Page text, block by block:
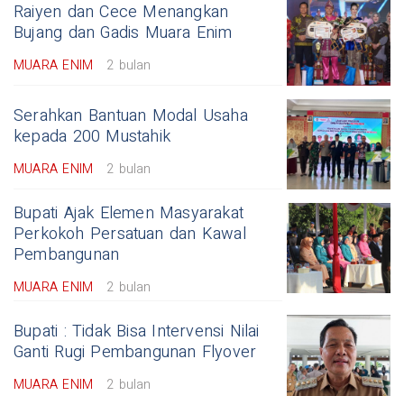
Raiyen dan Cece Menangkan
Bujang dan Gadis Muara Enim
MUARA ENIM 2 bulan
Serahkan Bantuan Modal Usaha
kepada 200 Mustahik
MUARA ENIM 2 bulan
Bupati Ajak Elemen Masyarakat
Perkokoh Persatuan dan Kawal
Pembangunan
MUARA ENIM 2 bulan
Bupati : Tidak Bisa Intervensi Nilai
Ganti Rugi Pembangunan Flyover
MUARA ENIM 2 bulan